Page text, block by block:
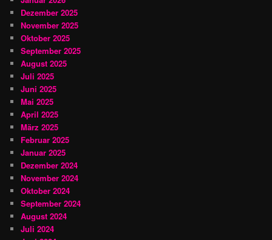
Dezember 2025
November 2025
Oktober 2025
September 2025
August 2025
Juli 2025
Juni 2025
Mai 2025
April 2025
März 2025
Februar 2025
Januar 2025
Dezember 2024
November 2024
Oktober 2024
September 2024
August 2024
Juli 2024